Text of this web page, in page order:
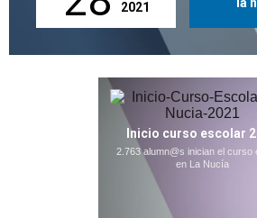
2021
Inicio curso escolar
2.763 alumn@s inician el curso
en La Nucía